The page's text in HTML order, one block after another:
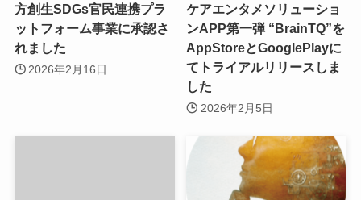
方創生SDGs官民連携プラ
ットフォーム事業に承認さ
れました
2026年2月16日
ケアエンタメソリューショ
ンAPP第一弾 “BrainTQ”を
AppStoreとGooglePlayに
てトライアルリリースしま
した
2026年2月5日